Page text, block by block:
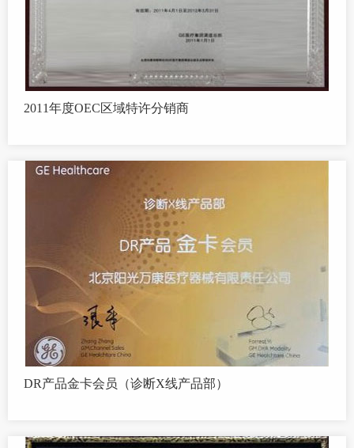
2011年度OEC区域特许分销商
DR产品金卡会员（诊断X线产品部）